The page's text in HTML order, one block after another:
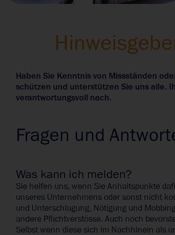
Haben Sie Kenntnis von Missständen
schützen und unterstützen Sie uns alle.
verantwortungsvoll nach.
Fragen und
Was kann ich melden?
Sie helfen uns, wenn Sie Anhaltspunkte
unseres Unternehmens oder sonst nicht
und Unterschlagung, Nötigung und
andere Pflichtverstösse. Auch noch
Selbst wenn diese sich im Nachhinein als